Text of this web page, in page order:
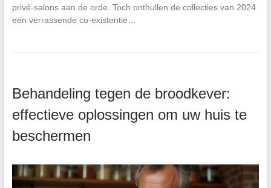
privé-salons aan de orde. Toch onthullen de collecties van 2024
een verrassende co-existentie…
Behandeling tegen de broodkever:
effectieve oplossingen om uw huis te
beschermen